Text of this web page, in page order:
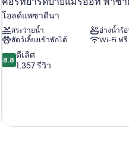
โอลด์แพซาดีนา
สระว่ายน้ำ
อ่างน้ำร้
สัตว์เลี้ยงเข้าพักได้
Wi-Fi ฟรี
8.8
จาก
รีวิว
8.8 ดีเลิศ
1,357 รีวิว